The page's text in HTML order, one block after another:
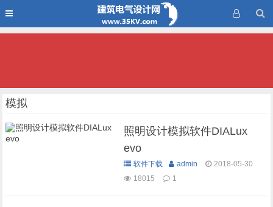
模拟
照明设计模拟软件DIALux
evo
软件下载 admin
2018-05-30
18015
1